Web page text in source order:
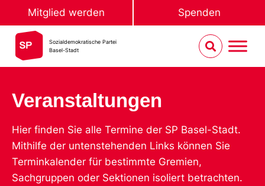
Mitglied werden Spenden
Sozialdemokratische Partei
Basel-Stadt
Veranstaltungen
Hier finden Sie alle Termine der SP Basel-Stadt.
Mithilfe der untenstehenden Links können Sie
Terminkalender für bestimmte Gremien,
Sachgruppen oder Sektionen isoliert betrachten.